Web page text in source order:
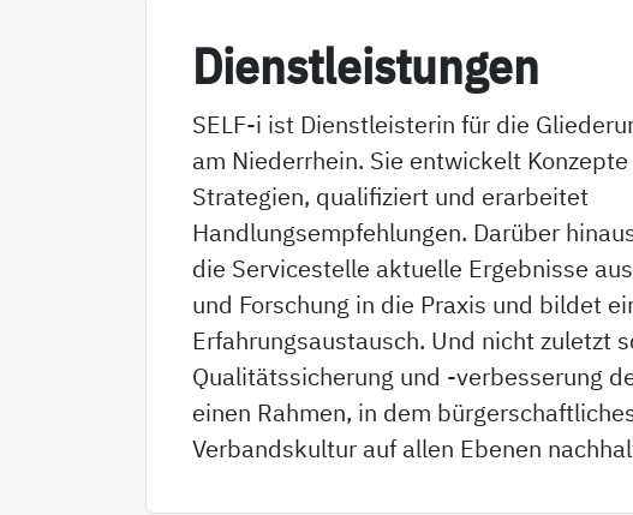
Di­enst­leis­tun­gen
SELF-i ist Dienstleisterin für die
am Niederrhein. Sie entwickelt Konzepte
Strategien, qualifiziert und erarbeitet
Handlungsempfehlungen. Darüber
die Servicestelle aktuelle Ergebnisse
und Forschung in die Praxis und bildet
Erfahrungsaustausch. Und nicht zuletzt
Qualitätssicherung und -verbesserung
einen Rahmen, in dem
Verbandskultur auf allen Ebenen